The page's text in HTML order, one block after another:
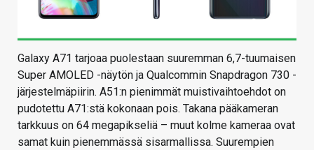
Galaxy A71 tarjoaa puolestaan suuremman 6,7-tuumaisen
Super AMOLED -näytön ja Qualcommin Snapdragon 730 -
järjestelmäpiirin. A51:n pienimmät muistivaihtoehdot on
pudotettu A71:stä kokonaan pois. Takana pääkameran
tarkkuus on 64 megapikseliä – muut kolme kameraa ovat
samat kuin pienemmässä sisarmallissa. Suurempien